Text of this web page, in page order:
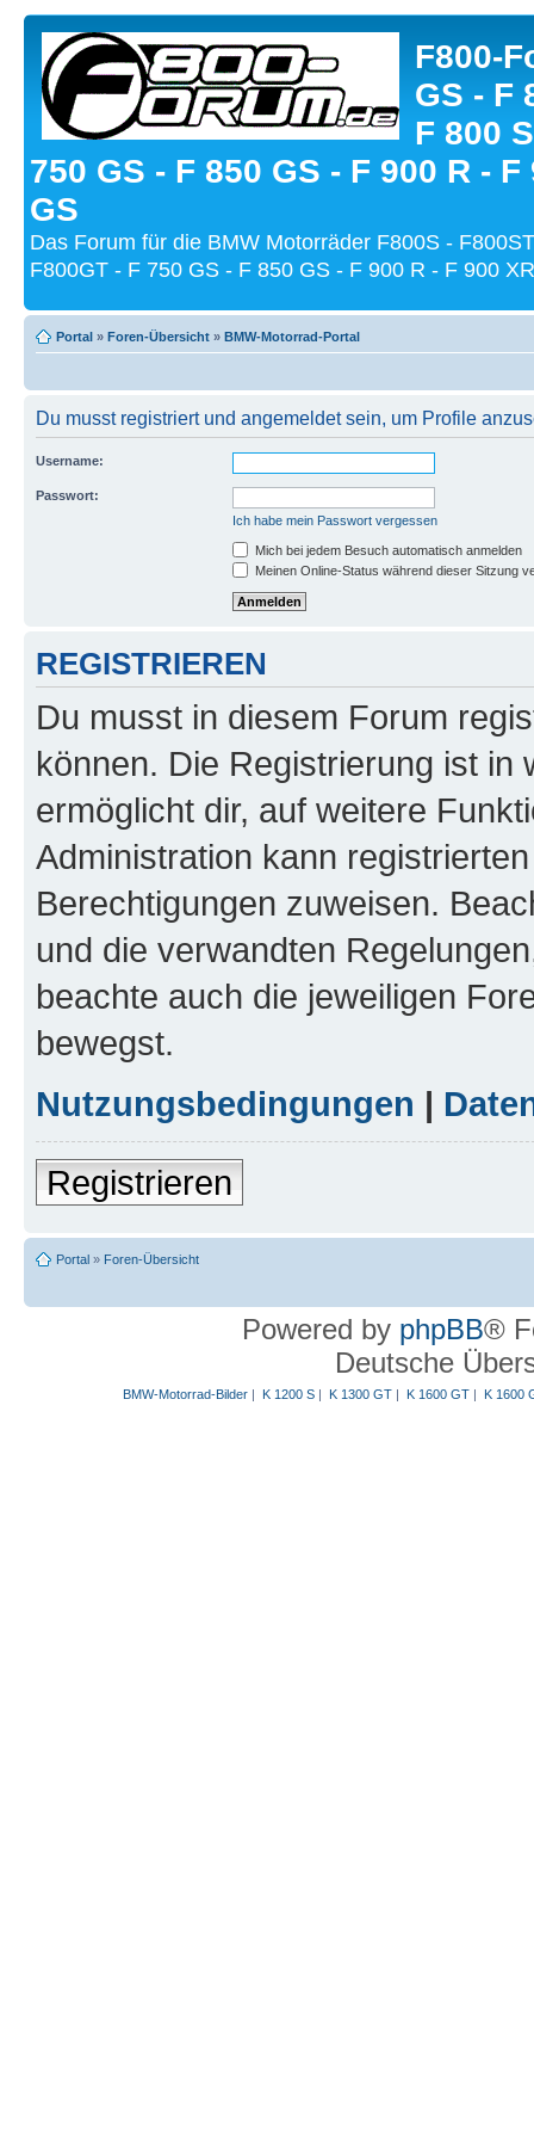
F800-
GS - F
F 800
750 GS - F 850 GS - F 900 R - F
GS
Das Forum für die BMW Motorräder F800S -
F800GT - F 750 GS - F 850 GS - F 900 R - F 900
Portal » Foren-Übersicht » BMW-Motorrad-Portal
Du musst registriert und angemeldet sein, um Profile
Username:
Passwort:
Ich habe mein Passwort vergessen
Mich bei jedem Besuch automatisch anmelden
Meinen Online-Status während dieser Sitzung
REGISTRIEREN
Du musst in diesem Forum
können. Die Registrierung ist in
ermöglicht dir, auf weitere
Administration kann
Berechtigungen zuweisen.
und die verwandten
beachte auch die jeweiligen
bewegst.
Nutzungsbedingungen |
Registrieren
Portal » Foren-Übersicht
Powered by phpBB®
Deutsche
BMW-Motorrad-Bilder| K 1200 S| K 1300 GT| K 1600 GT| K 1600